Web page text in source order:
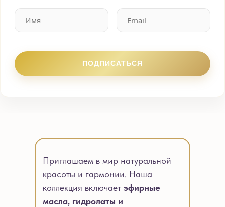
ПОДПИСАТЬСЯ
Приглашаем в мир натуральной
красоты и гармонии. Наша
коллекция включает эфирные
масла, гидролаты и